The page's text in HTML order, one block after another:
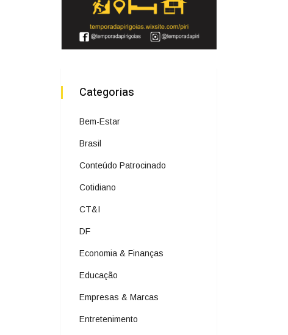
Categorias
Bem-Estar
Brasil
Conteúdo Patrocinado
Cotidiano
CT&I
DF
Economia & Finanças
Educação
Empresas & Marcas
Entretenimento